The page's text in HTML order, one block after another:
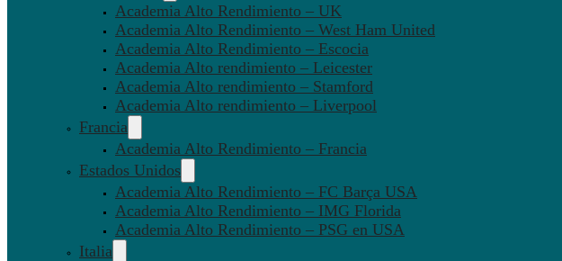
Academia Alto Rendimiento – UK
Academia Alto Rendimiento – West Ham United
Academia Alto Rendimiento – Escocia
Academia Alto rendimiento – Leicester
Academia Alto rendimiento – Stamford
Academia Alto rendimiento – Liverpool
Francia
Academia Alto Rendimiento – Francia
Estados Unidos
Academia Alto Rendimiento – FC Barça USA
Academia Alto Rendimiento – IMG Florida
Academia Alto Rendimiento – PSG en USA
Italia